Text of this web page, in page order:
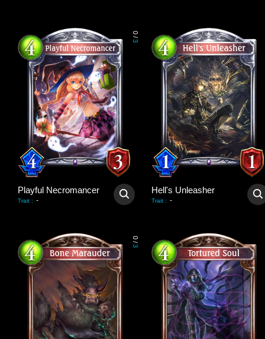
0
/
3
Playful Necromancer
Trait : -
Hell's Unleasher
Trait : -
0
/
3